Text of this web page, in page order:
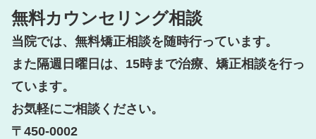
無料カウンセリング相談
当院では、無料矯正相談を随時行っています。
また隔週日曜日は、15時まで治療、矯正相談を行っ
ています。
お気軽にご相談ください。
〒450-0002